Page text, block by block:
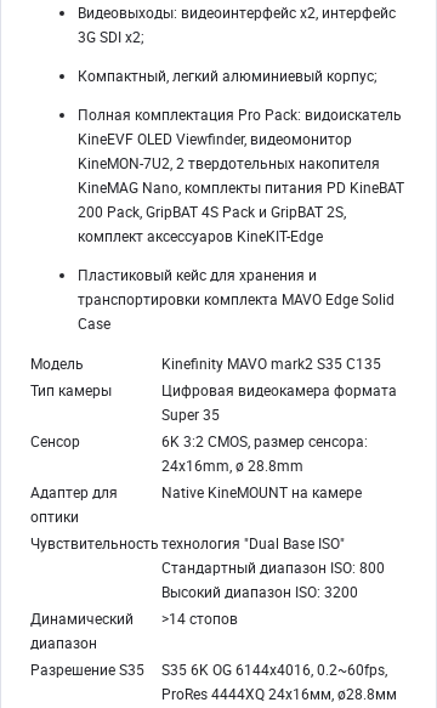
Видеовыходы: видеоинтерфейс x2, интерфейс
3G SDI x2;
Компактный, легкий алюминиевый корпуc;
Полная комплектация Pro Pack: видоискатель
KineEVF OLED Viewfinder, видеомонитор
KineMON-7U2, 2 твердотельных накопителя
KineMAG Nano, комплекты питания PD KineBAT
200 Pack, GripBAT 4S Pack и GripBAT 2S,
комплект аксессуаров KineKIT-Edge
Пластиковый кейс для хранения и
транспортировки комплекта MAVO Edge Solid
Case
Модель
Kinefinity MAVO mark2 S35 C135
Тип камеры
Цифровая видеокамера формата
Super 35
Сенсор
6K 3:2 CMOS, размер сенсора:
24x16mm, ø 28.8mm
Адаптер для
оптики
Native KineMOUNT на камере
Чувствительностьтехнология "Dual Base ISO"
Стандартный диапазон ISO: 800
Высокий диапазон ISO: 3200
Динамический
диапазон
>14 стопов
Разрешение S35
S35 6K OG 6144x4016, 0.2~60fps,
ProRes 4444XQ 24x16мм, ø28.8мм